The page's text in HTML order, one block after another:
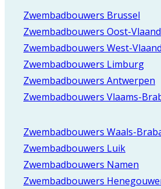
Zwembadbouwers Brussel
Zwembadbouwers Oost-
Zwembadbouwers West-
Zwembadbouwers Limburg
Zwembadbouwers Antwerpen
Zwembadbouwers Vlaams-
Zwembadbouwers Waals-
Zwembadbouwers Luik
Zwembadbouwers Namen
Zwembadbouwers